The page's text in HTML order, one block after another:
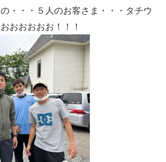
・・・５人のお客さま・・・タチウ
おおおおお！！！